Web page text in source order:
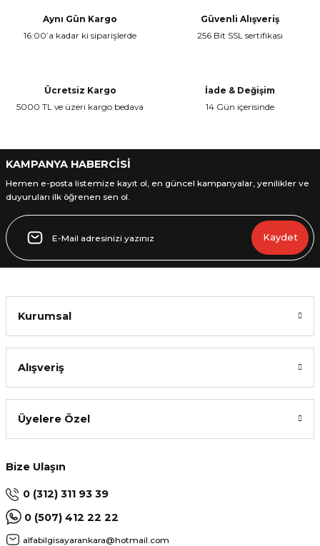
Aynı Gün Kargo
16:00’a kadar ki siparişlerde
Güvenli Alışveriş
256 Bit SSL sertifikası
Ücretsiz Kargo
5000 TL ve üzeri kargo bedava
İade & Değişim
14 Gün içerisinde
KAMPANYA HABERCİSİ
Hemen e-posta listemize kayıt ol, en güncel kampanyalar, yenilikler ve
duyuruları ilk öğrenen sen ol.
Kaydet
Kurumsal
Alışveriş
Üyelere Özel
Bize Ulaşın
0 (312) 311 93 39
0 (507) 412 22 22
alfabilgisayarankara@hotmail.com